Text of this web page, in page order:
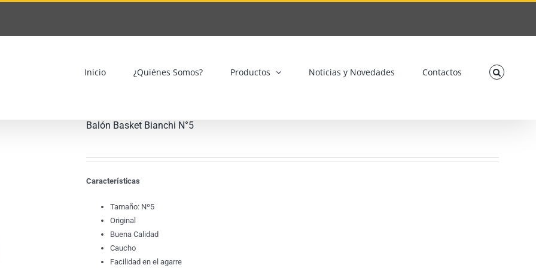
Inicio ¿Quiénes Somos? Productos Noticias y Novedades Contactos
Balón Basket Bianchi N°5
Características
Tamaño: Nº5
Original
Buena Calidad
Caucho
Facilidad en el agarre